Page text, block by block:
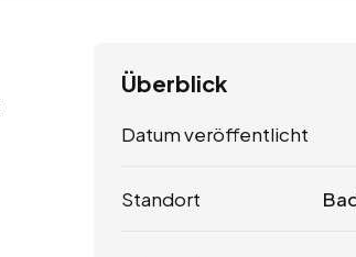
Überblick
Datum veröffentlicht
Standort